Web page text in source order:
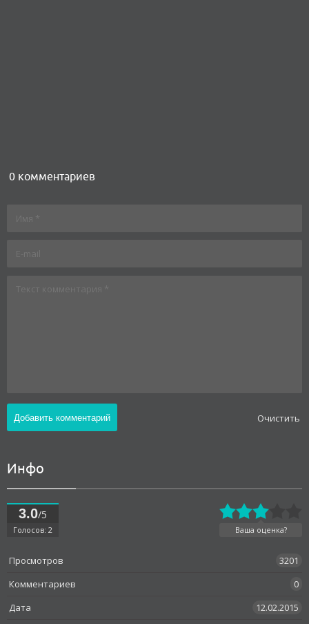
0 комментариев
Oчистить
Инфо
3.0/5
Голосов: 2 Ваша оценка?
Просмотров
3201
Комментариев
0
Дата
12.02.2015